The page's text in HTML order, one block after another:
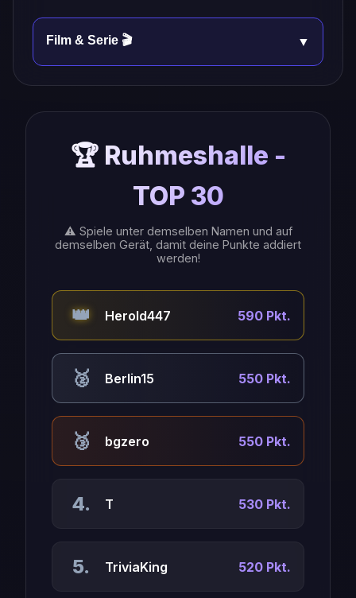
Film & Serie 🎬 ▼
🏆 Ruhmeshalle -
TOP 30
⚠️ Spiele unter demselben Namen und auf
demselben Gerät, damit deine Punkte addiert
werden!
👑 Herold447 590 Pkt.
🥈 Berlin15 550 Pkt.
🥉 bgzero 550 Pkt.
4. T 530 Pkt.
5. TriviaKing 520 Pkt.